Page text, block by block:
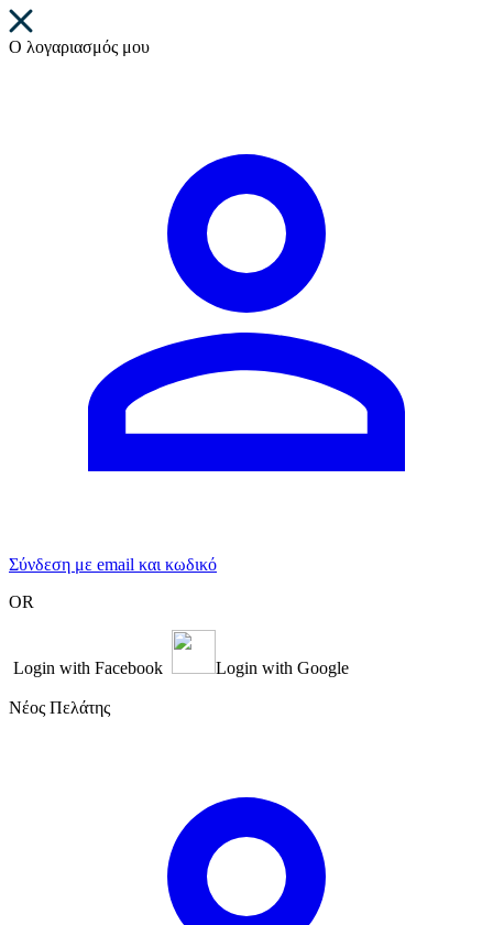
Ο λογαριασμός μου
Σύνδεση με email και κωδικό
OR
Login with Facebook Login with Google
Νέος Πελάτης